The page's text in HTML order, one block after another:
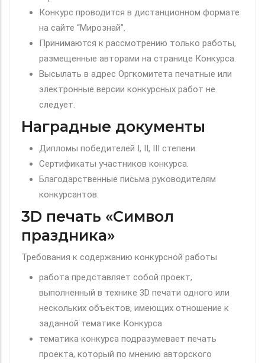
Конкурс проводится в дистанционном формате
на сайте “Мирознай”.
Принимаются к рассмотрению только работы,
размещенные авторами на странице Конкурса.
Высылать в адрес Оргкомитета печатные или
электронные версии конкурсных работ не
следует.
Наградные документы
Дипломы победителей I, II, III степени.
Сертификаты участников конкурса.
Благодарственные письма руководителям
конкурсантов.
3D печать «Символ
праздника»
Требования к содержанию конкурсной работы
работа представляет собой проект,
выполненный в технике 3D печати одного или
нескольких объектов, имеющих отношение к
заданной тематике Конкурса
тематика конкурса подразумевает печать
проекта, который по мнению авторского